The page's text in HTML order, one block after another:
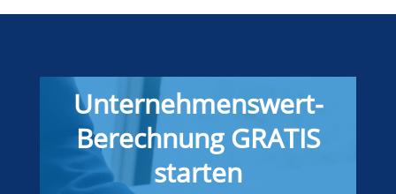
Unternehmenswert-
Berechnung GRATIS
starten